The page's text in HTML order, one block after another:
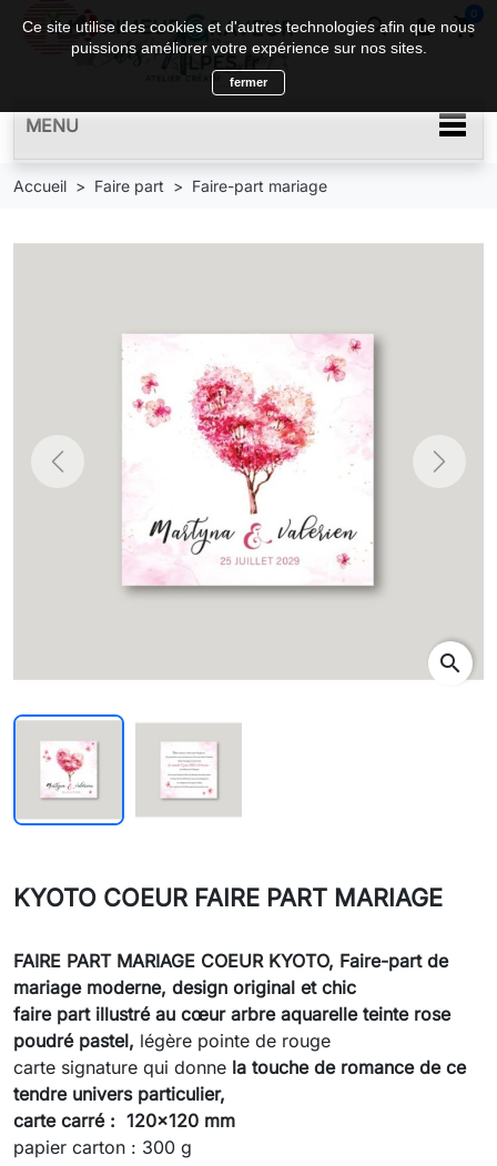
search  shopping_cart
0
MENU
Accueil Faire part Faire-part mariage
Previous Next
search
KYOTO COEUR FAIRE PART MARIAGE
FAIRE PART MARIAGE COEUR KYOTO, Faire-part de
mariage moderne, design original et chic
faire part illustré au cœur arbre aquarelle teinte rose
poudré pastel, légère pointe de rouge
carte signature qui donne la touche de romance de ce
tendre univers particulier,
carte carré : 120x120 mm
papier carton : 300 g
Ce site utilise des cookies et d'autres technologies afin que nous
puissions améliorer votre expérience sur nos sites.
fermer